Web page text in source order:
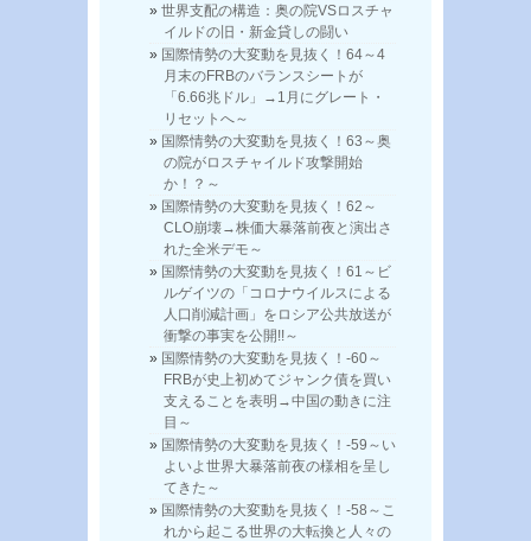
世界支配の構造：奥の院VSロスチャ
イルドの旧・新金貸しの闘い
国際情勢の大変動を見抜く！64～4
月末のFRBのバランスシートが
「6.66兆ドル」→1月にグレート・
リセットへ～
国際情勢の大変動を見抜く！63～奥
の院がロスチャイルド攻撃開始
か！？～
国際情勢の大変動を見抜く！62～
CLO崩壊→株価大暴落前夜と演出さ
れた全米デモ～
国際情勢の大変動を見抜く！61～ビ
ルゲイツの「コロナウイルスによる
人口削減計画」をロシア公共放送が
衝撃の事実を公開!!～
国際情勢の大変動を見抜く！-60～
FRBが史上初めてジャンク債を買い
支えることを表明→中国の動きに注
目～
国際情勢の大変動を見抜く！-59～い
よいよ世界大暴落前夜の様相を呈し
てきた～
国際情勢の大変動を見抜く！-58～こ
れから起こる世界の大転換と人々の